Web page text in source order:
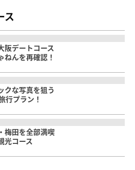
ス
阪デートコース
ねんを再確認！
クな写真を狙う
行プラン！
梅田を全部満喫
光コース